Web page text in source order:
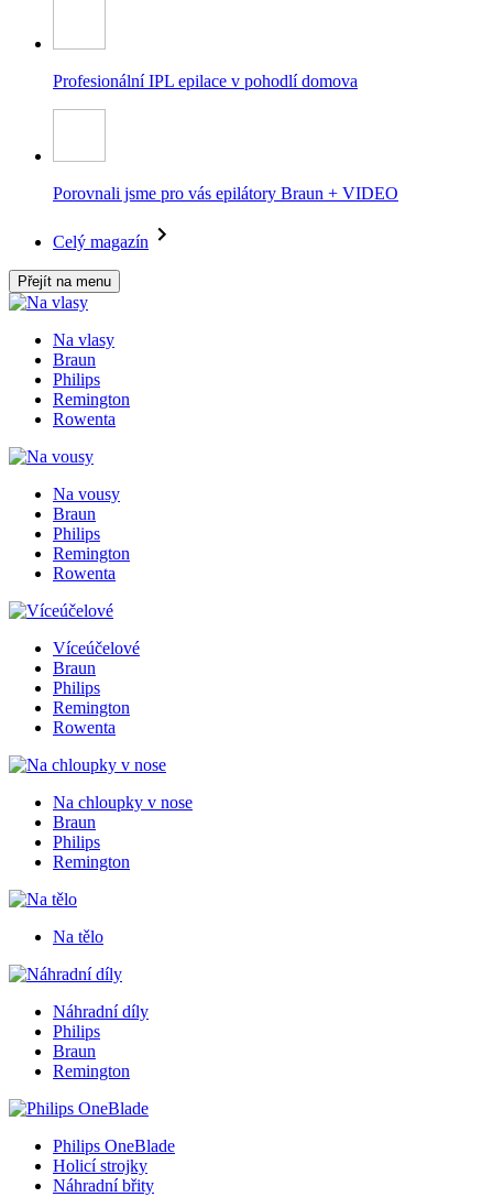
Profesionální IPL epilace v pohodlí domova
Porovnali jsme pro vás epilátory Braun + VIDEO
Celý magazín
Přejít na menu
Na vlasy
Braun
Philips
Remington
Rowenta
Na vousy
Braun
Philips
Remington
Rowenta
Víceúčelové
Braun
Philips
Remington
Rowenta
Na chloupky v nose
Braun
Philips
Remington
Na tělo
Náhradní díly
Philips
Braun
Remington
Philips OneBlade
Holicí strojky
Náhradní břity